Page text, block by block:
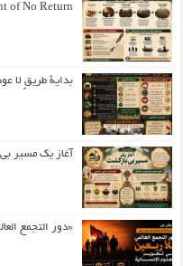
of No Return
بداية طريقٍ لا
آغاز یک مسیر
«دور التجمع